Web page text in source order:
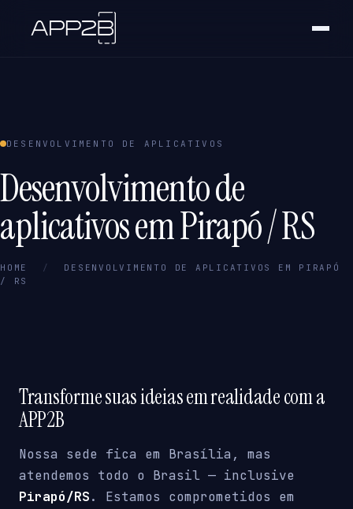
DESENVOLVIMENTO DE APLICATIVOS
Desenvolvimento de
aplicativos em Pirapó / RS
HOME /
DESENVOLVIMENTO DE APLICATIVOS EM PIRAPÓ
/ RS
Transforme suas ideias em realidade com a
APP2B
Nossa sede fica em Brasília, mas
atendemos todo o Brasil — inclusive
Pirapó/RS. Estamos comprometidos em